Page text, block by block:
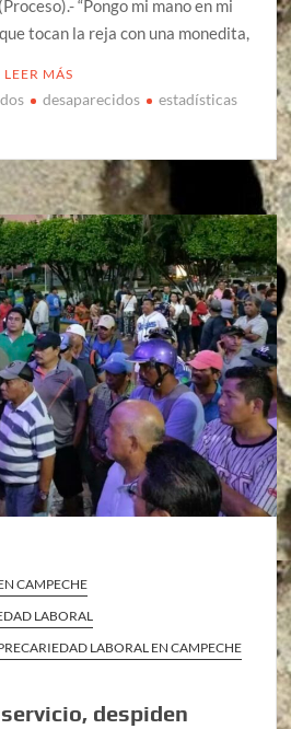
“Pongo mi mano en mi
tocan la reja con una monedita,
LEER MÁS
desaparecidos
estadísticas
CAMPECHE
LABORAL
LABORAL EN CAMPECHE
despiden